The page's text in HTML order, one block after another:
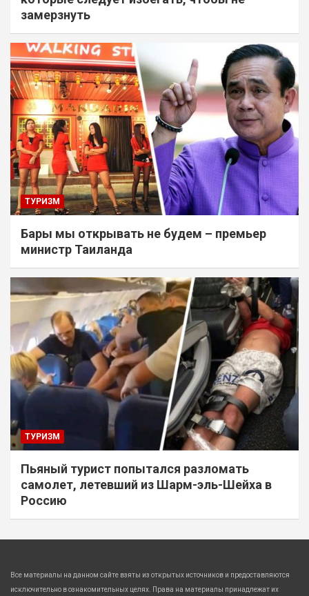
замерзнуть
ТУРИЗМ
Бары мы открывать не будем – премьер
министр Таиланда
ТУРИЗМ
Пьяный турист попытался разломать
самолет, летевший из Шарм-эль-Шейха в
Россию
Все материалы на данном сайте взяты из открытых источников и предоставляются
исключительно в ознакомительных целях. Права на материалы принадлежат их